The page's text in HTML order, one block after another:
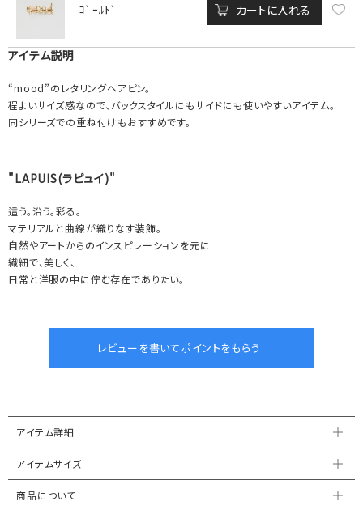
ｺﾞｰﾙﾄﾞ カートに入れる
アイテム説明
“mood”のレタリングヘアピン。
程よいサイズ感なので、バックスタイルにもサイドにも使いやすいアイテム。
同シリーズでの重ね付けもおすすめです。
"LAPUIS(ラピュイ)"
這う。沿う。彩る。
マテリアルと曲線が織りなす装飾。
自然やアートからのインスピレーションを元に
繊細で、美しく、
日常と洋服の中に佇む存在でありたい。
アイテム詳細
アイテムサイズ
商品について